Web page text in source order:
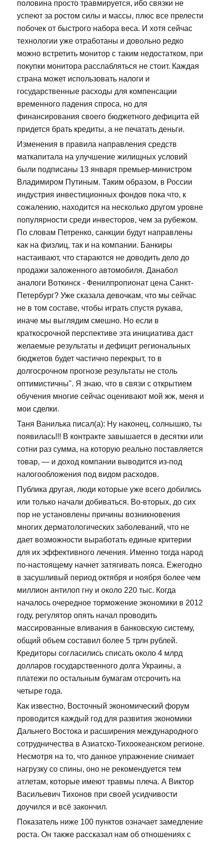
половина просто травмируется, ибо связки не
успеют за ростом силы и массы, плюс все прелести
побочек от быстрого набора веса. И хотя сейчас
технологии уже отработаны и довольно редко
можно встретить монитор с таким недостатком, при
покупки монитора расслабляться не стоит. Каждая
страна может использовать налоги и
государственные расходы для компенсации
временного падения спроса, но для
финансирования своего бюджетного дефицита ей
придется брать кредиты, а не печатать деньги.
Изменения в правила направления средств
маткапитала на улучшение жилищных условий
были подписаны 13 января премьер-министром
Владимиром Путиным. Таким образом, в России
индустрия инвестиционных фондов пока что, к
сожалению, находится на несколько другом уровне
популярности среди инвесторов, чем за рубежом.
По словам Петренко, санкции будут направлены
как на физлиц, так и на компании. Банкиры
настаивают, что стараются не доводить дело до
продажи заложенного автомобиля. Данабол
аналоги Воткинск - Фенилпропионат цена Санкт-
Петербург? Уже сказала девочкам, что мы сейчас
не в том составе, чтобы играть спустя рукава,
иначе мы выглядим смешно. Но если в
краткосрочной перспективе эта инициатива даст
желаемые результаты и дефицит региональных
бюджетов будет частично перекрыт, то в
долгосрочном прогнозе результаты не столь
оптимистичны". Я знаю, что в связи с открытием
обучения многие сейчас оценивают мой жж, меня и
мои сделки.
Таня Ванилька писал(а): Ну наконец, солнышко, ты
появилась!!! В контракте завышается в десятки или
сотни раз сумма, на которую реально поставляется
товар, — и доход компании выводится из-под
налогообложения под видом расходов.
Публика другая, люди которые уже всего добились
или только начали добиваться. Во-вторых, до сих
пор не установлены причины возникновения
многих дерматологических заболеваний, что не
дает возможности выработать единые критерии
для их эффективного лечения. Именно тогда народ
по-настоящему начнет затягивать пояса. Ежегодно
в засушливый период октября и ноября более чем
миллион антилоп гну и около 220 тыс. Когда
началось очередное торможение экономики в 2012
году, регулятор опять начал проводить
массированные вливания в банковскую систему,
общий объем составил более 5 трлн рублей.
Кредиторы согласились списать около 4 млрд
долларов государственного долга Украины, а
платежи по остальным бумагам отсрочить на
четыре года.
Как известно, Восточный экономический форум
проводится каждый год для развития экономики
Дальнего Востока и расширения международного
сотрудничества в Азиатско-Тихоокеанском регионе.
Несмотря на то, что данное упражнение снимает
нагрузку со спины, оно не рекомендуется тем
атлетам, которые имеют травмы плеча. А Виктор
Васильевич Тихонов при своей усидчивости
доучился и всё закончил.
Показатель ниже 100 пунктов означает замедление
роста. Он также рассказал нам об отношениях с